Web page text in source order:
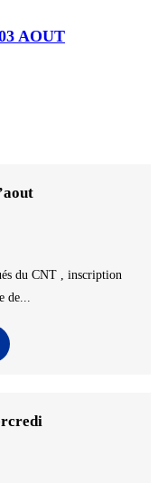
AOUT
du CNT , inscription
de...